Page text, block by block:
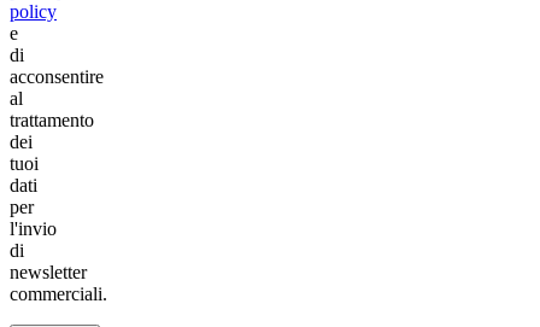
policy
e
di
acconsentire
al
trattamento
dei
tuoi
dati
per
l'invio
di
newsletter
commerciali.